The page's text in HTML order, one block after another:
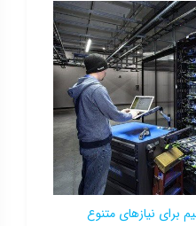
برای نیازهای متنوع